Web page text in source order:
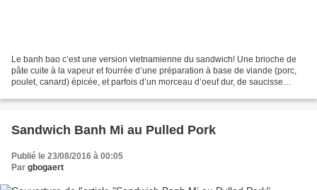
Le banh bao c’est une version vietnamienne du sandwich! Une brioche de
pâte cuite à la vapeur et fourrée d’une préparation à base de viande (porc,
poulet, canard) épicée, et parfois d’un morceau d’oeuf dur, de saucisse
Sandwich Banh Mi au Pulled Pork
Publié le 23/08/2016 à 00:05
Par gbogaert